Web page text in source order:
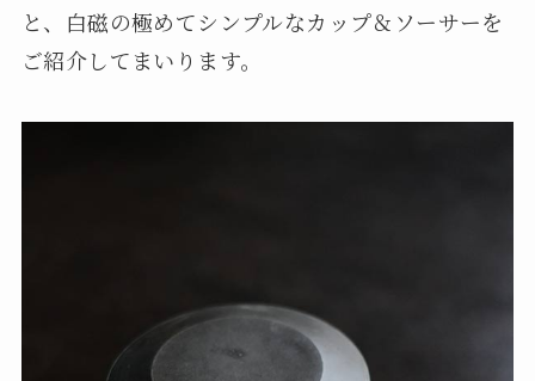
と、白磁の極めてシンプルなカップ＆ソーサーを
ご紹介してまいります。